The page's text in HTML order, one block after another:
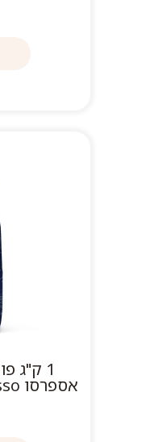
1 ק"ג
אספרסו Lavazza Gran Espresso